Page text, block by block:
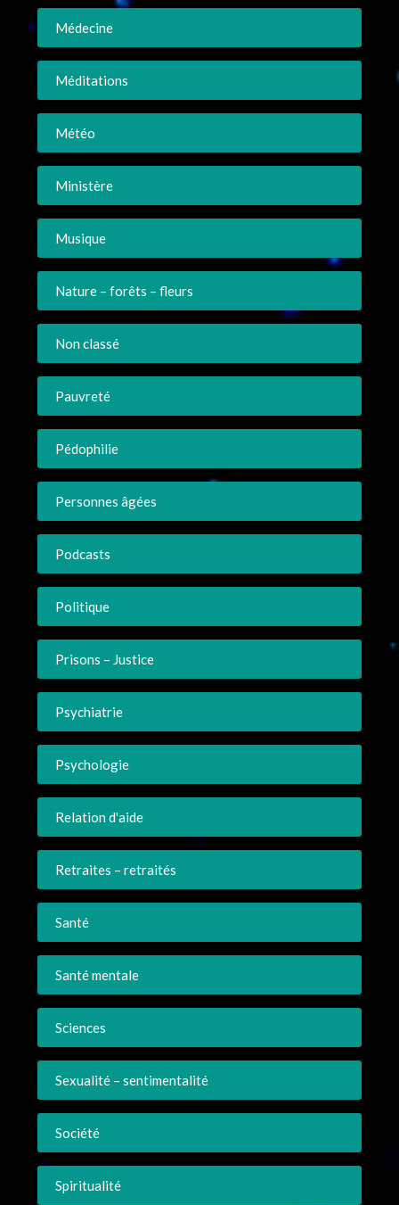
Médecine
Méditations
Météo
Ministère
Musique
Nature – forêts – fleurs
Non classé
Pauvreté
Pédophilie
Personnes âgées
Podcasts
Politique
Prisons – Justice
Psychiatrie
Psychologie
Relation d'aide
Retraites – retraités
Santé
Santé mentale
Sciences
Sexualité – sentimentalité
Société
Spiritualité